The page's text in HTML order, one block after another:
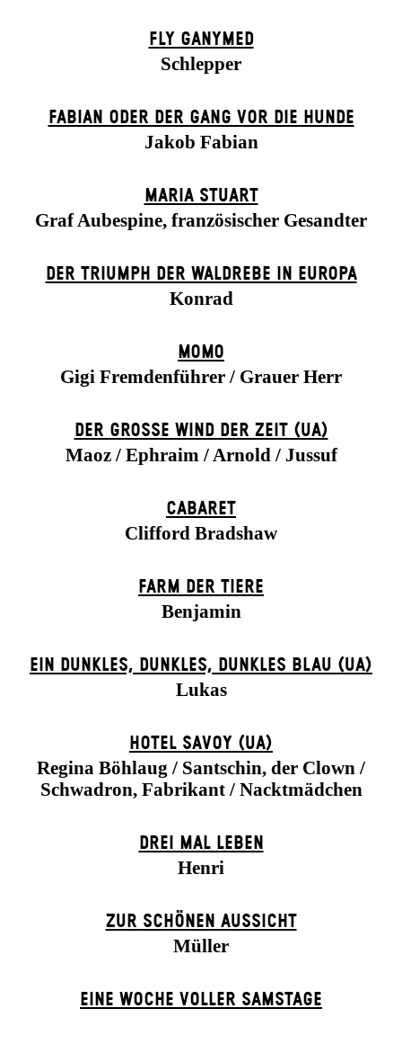
FLY GANYMED
Schlepper
FABIAN ODER DER GANG VOR DIE HUNDE
Jakob Fabian
MARIA STUART
Graf Aubespine, französischer Gesandter
DER TRIUMPH DER WALDREBE IN EUROPA
Konrad
MOMO
Gigi Fremdenführer / Grauer Herr
DER GROSSE WIND DER ZEIT (UA)
Maoz / Ephraim / Arnold / Jussuf
CABARET
Clifford Bradshaw
FARM DER TIERE
Benjamin
EIN DUNK­LES, DUNK­LES, DUNK­LES BLAU (UA)
Lukas
HOTEL SAVOY (UA)
Regina Böhlaug / Santschin, der Clown /
Schwadron, Fabrikant / Nacktmädchen
DREI MAL LEBEN
Henri
ZUR SCHÖNEN AUSSICHT
Müller
EINE WOCHE VOLLER SAMSTAGE